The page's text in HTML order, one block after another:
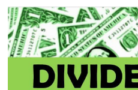
DER
TOP-
AKTIEN